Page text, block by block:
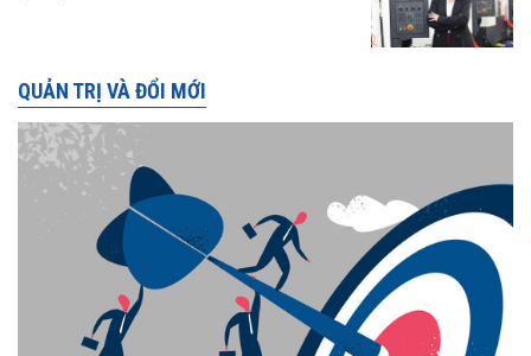
QUẢN TRỊ VÀ ĐỔI MỚI